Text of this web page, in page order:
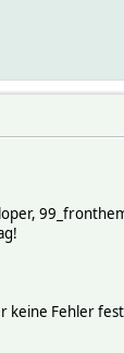
keine Fehler